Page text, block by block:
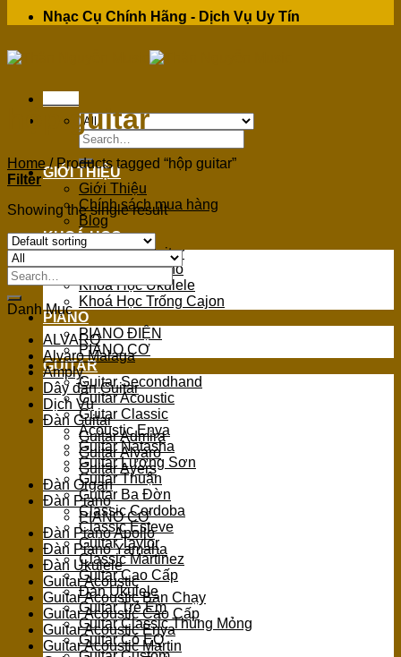
Nhạc Cụ Chính Hãng - Dịch Vụ Uy Tín
Search
for:
GIỚI THIỆU
Giới Thiệu
Chính sách mua hàng
Blog
KHOÁ HỌC
Khoá Học Guitar
Khoá Học Piano
Khoá Học Ukulele
Khoá Học Trống Cajon
PIANO
PIANO ĐIỆN
PIANO CƠ
GUITAR
Guitar Secondhand
Guitar Acoustic
Guitar Classic
Acoustic Enya
Guitar Natasha
Guitar Lương Sơn
Guitar Thuận
Guitar Ba Đờn
Classic Cordoba
Classic Esteve
Guitar Taylor
Classic Martinez
Guitar Cao Cấp
Đàn Ukulele
Guitar Trẻ Em
Guitar Classic Thùng Mỏng
Guitar Có EQ
hộp guitar
Home /Products tagged “hộp guitar”
Filter
Showing the single result
Search
for:
Danh Mục
ALVARO
Alvaro Malaga
Amply
Dây đàn Guitar
Dịch Vụ
Đàn Guitar
Guitar Admira
Guitar Alvaro
Guitar Ayers
Đàn Organ
Đàn Piano
PIANO CƠ
Đàn Piano Apollo
Đàn Piano Yamaha
Đàn Ukulele
Guitar Acoustic
Guitar Acoustic Bán Chạy
Guitar Acoustic Cao Cấp
Guitar Acoustic Enya
Guitar Acoustic Martin